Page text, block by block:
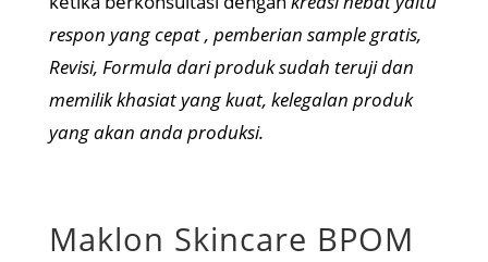
respon yang cepat , pemberian sample gratis,
Revisi, Formula dari produk sudah teruji dan
memilik khasiat yang kuat, kelegalan produk
yang akan anda produksi.
Maklon Skincare BPOM